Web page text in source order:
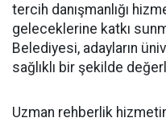
tercih danışmanlığı
geleceklerine katkı
Belediyesi, adayların
sağlıklı bir şekilde
Uzman rehberlik